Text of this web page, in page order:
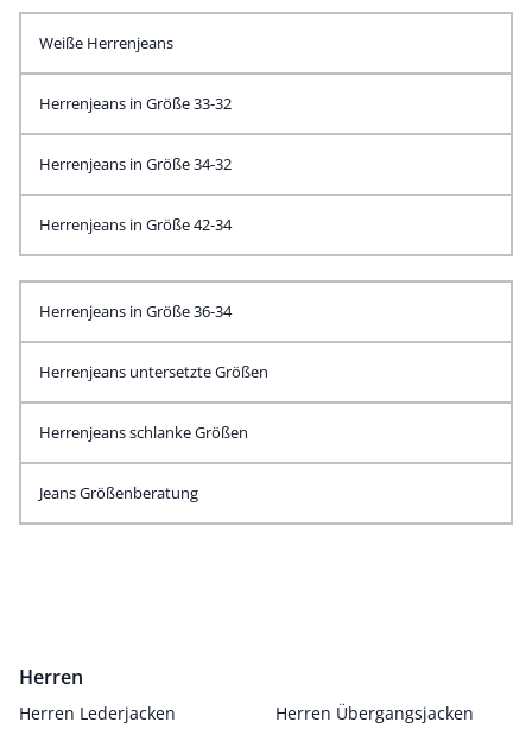
Weiße Herrenjeans
Herrenjeans in Größe 33-32
Herrenjeans in Größe 34-32
Herrenjeans in Größe 42-34
Herrenjeans in Größe 36-34
Herrenjeans untersetzte Größen
Herrenjeans schlanke Größen
Jeans Größenberatung
Herren
Herren Lederjacken
Herren Übergangsjacken